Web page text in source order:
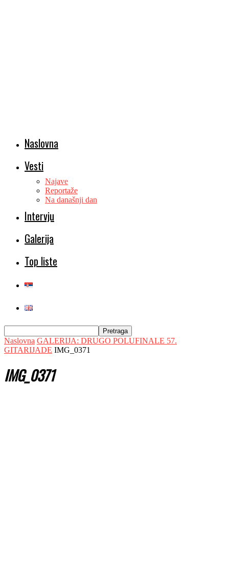
Naslovna
Vesti
Najave
Reportaže
Na današnji dan
Intervju
Galerija
Top liste
Naslovna GALERIJA: DRUGO POLUFINALE 57.
GITARIJADE IMG_0371
IMG_0371